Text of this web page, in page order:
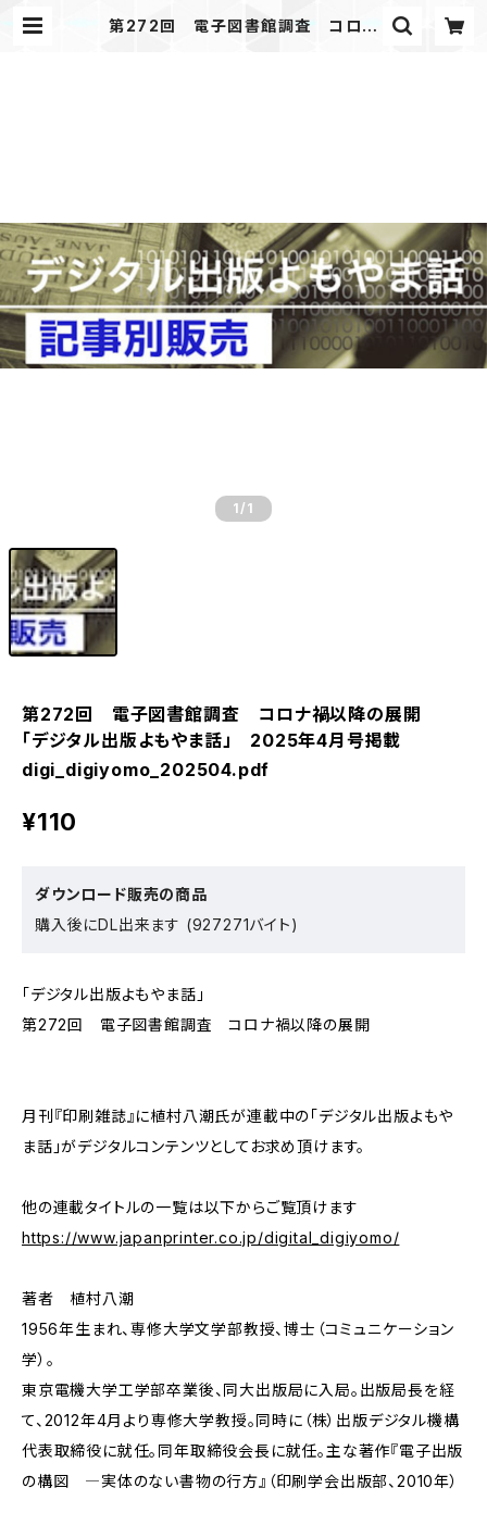
第272回 電子図書館調査 コロナ
1 /1
第272回 電子図書館調査 コロナ禍以降の展開
「デジタル出版よもやま話」 2025年4月号掲載
digi_digiyomo_202504.pdf
¥110
ダウンロード販売の商品
購入後にDL出来ます (927271バイト)
「デジタル出版よもやま話」
第272回 電子図書館調査 コロナ禍以降の展開
月刊『印刷雑誌』に植村八潮氏が連載中の「デジタル出版よもや
ま話」がデジタルコンテンツとしてお求め頂けます。
他の連載タイトルの一覧は以下からご覧頂けます
https://www.japanprinter.co.jp/digital_digiyomo/
著者 植村八潮
1956年生まれ、専修大学文学部教授、博士（コミュニケーション
学）。
東京電機大学工学部卒業後、同大出版局に入局。出版局長を経
て、2012年4月より専修大学教授。同時に（株）出版デジタル機構
代表取締役に就任。同年取締役会長に就任。主な著作『電子出版
の構図 ―実体のない書物の行方』（印刷学会出版部、2010年）